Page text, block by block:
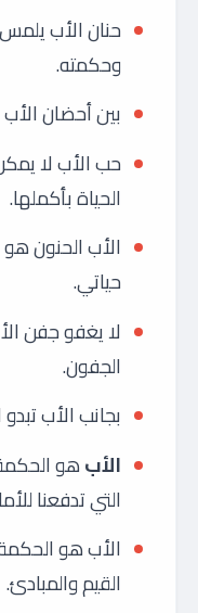
حنان الأب يلمس
وحكمته.
بين أحضان الأب
حب الأب لا
الحياة بأكملها.
الأب الحنون
حياتي.
لا يغفو جفن
الجفون.
بجانب الأب
الأبهو
التي تدفعنا
الأب هو
القيم والمبادئ.